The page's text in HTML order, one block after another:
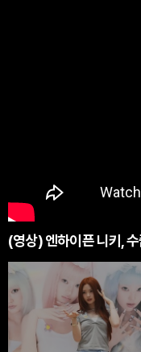
(영상) 엔하이픈 니키,